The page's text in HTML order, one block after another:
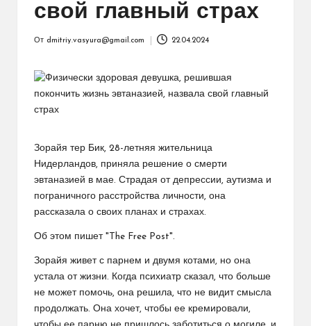
свой главный страх
От dmitriy.vasyura@gmail.com 22.04.2024
Зорайя тер Бик, 28-летняя жительница
Нидерландов, приняла решение о смерти
эвтаназией в мае. Страдая от депрессии, аутизма и
пограничного расстройства личности, она
рассказала о своих планах и страхах.
Об этом пишет "The Free Post".
Зорайя живет с парнем и двумя котами, но она
устала от жизни. Когда психиатр сказал, что больше
не может помочь, она решила, что не видит смысла
продолжать. Она хочет, чтобы ее кремировали,